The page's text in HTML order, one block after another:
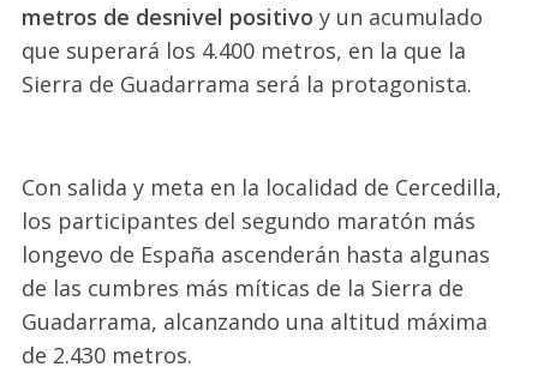
metros de desnivel positivo y un acumulado
que superará los 4.400 metros, en la que la
Sierra de Guadarrama será la protagonista.
Con salida y meta en la localidad de Cercedilla,
los participantes del segundo maratón más
longevo de España ascenderán hasta algunas
de las cumbres más míticas de la Sierra de
Guadarrama, alcanzando una altitud máxima
de 2.430 metros.